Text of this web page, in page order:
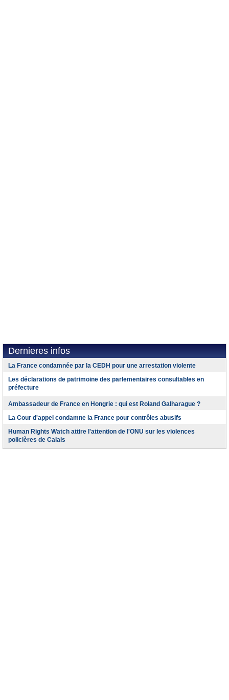
Dernieres infos
La France condamnée par la CEDH pour une arrestation violente
Les déclarations de patrimoine des parlementaires consultables en
préfecture
Ambassadeur de France en Hongrie : qui est Roland Galharague ?
La Cour d'appel condamne la France pour contrôles abusifs
Human Rights Watch attire l'attention de l'ONU sur les violences
policières de Calais